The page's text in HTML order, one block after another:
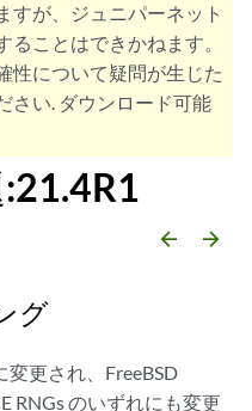
すが、ジュニパーネット
ことはできかねます。
性について疑問が生じた
さい. ダウンロード可能
arrow_backward arrow_forward
グ
変更され、FreeBSD
RNGs のいずれにも変更